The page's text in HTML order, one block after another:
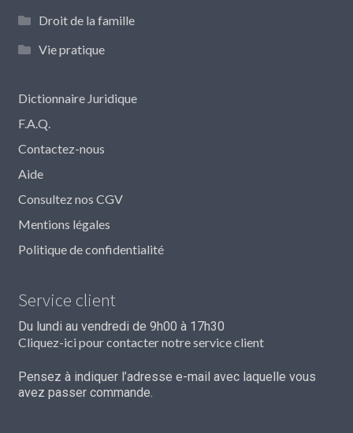
Droit de la famille
Vie pratique
Dictionnaire Juridique
F.A.Q.
Contactez-nous
Aide
Consultez nos CGV
Mentions légales
Politique de confidentialité
Service client
Du lundi au vendredi de 9h00 à 17h30
Cliquez-ici pour contacter notre service client
Pensez à indiquer l’adresse e-mail avec laquelle vous
avez passer commande.